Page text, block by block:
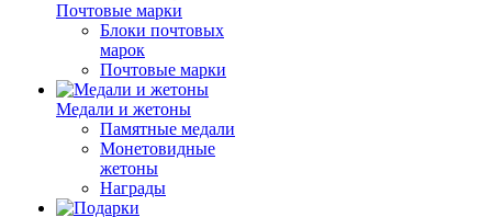
Почтовые марки
Блоки почтовых
марок
Почтовые марки
Медали и жетоны
Памятные медали
Монетовидные
жетоны
Награды